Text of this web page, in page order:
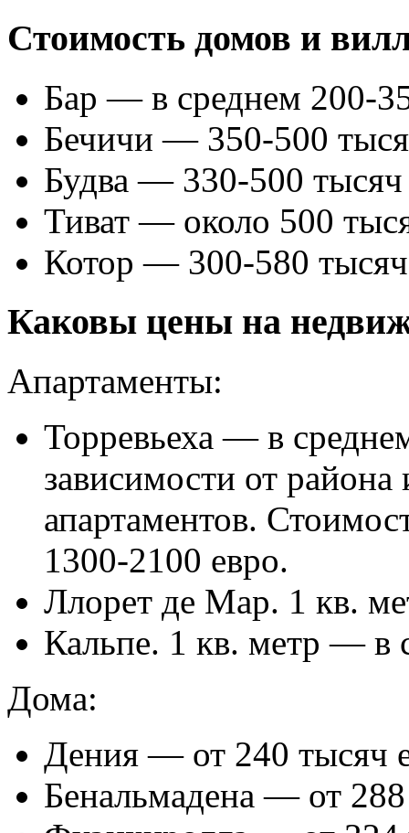
Стоимость домов и
Бар — в среднем 200-
Бечичи — 350-500
Будва — 330-500 тысяч
Тиват — около 500
Котор — 300-580
Каковы цены на
Апартаменты:
Торревьеха — в
зависимости от района
апартаментов.
1300-2100 евро.
Ллорет де Мар. 1 кв.
Кальпе. 1 кв. метр — в
Дома:
Дения — от 240 тысяч
Бенальмадена — от